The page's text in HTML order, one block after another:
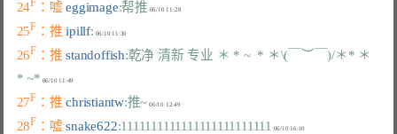
24F ：嘘 eggimage:帮推 06/10 11:28
25F ：推 ipillf:
26F ：推 standoffish:乾净 清新 专业 ＊ * ~  * ＊\(￣︶￣)/＊* ＊
* ~*
27F ：推 christiantw:推~ 06/10 12:49
28F ：嘘 snake622:1111111111111111111111111